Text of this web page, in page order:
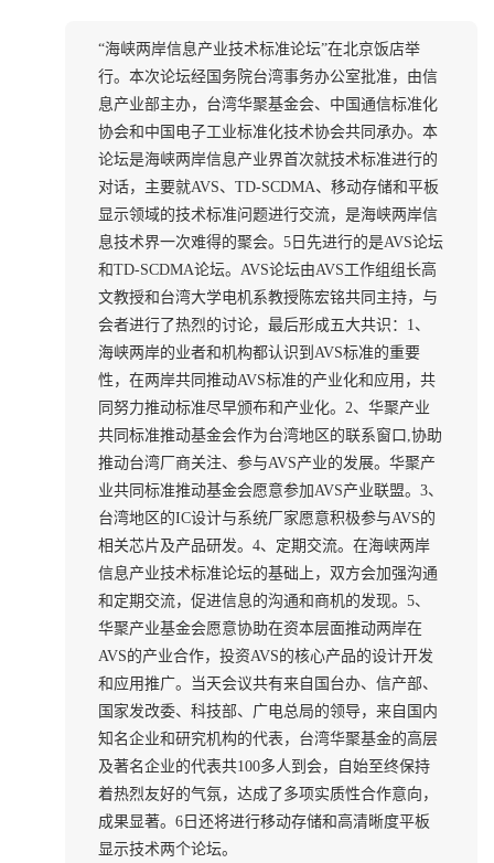
“海峡两岸信息产业技术标准论坛”在北京饭店举
行。本次论坛经国务院台湾事务办公室批准，由信
息产业部主办，台湾华聚基金会、中国通信标准化
协会和中国电子工业标准化技术协会共同承办。本
论坛是海峡两岸信息产业界首次就技术标准进行的
对话，主要就AVS、TD-SCDMA、移动存储和平板
显示领域的技术标准问题进行交流，是海峡两岸信
息技术界一次难得的聚会。5日先进行的是AVS论坛
和TD-SCDMA论坛。AVS论坛由AVS工作组组长高
文教授和台湾大学电机系教授陈宏铭共同主持，与
会者进行了热烈的讨论，最后形成五大共识：1、
海峡两岸的业者和机构都认识到AVS标准的重要
性，在两岸共同推动AVS标准的产业化和应用，共
同努力推动标准尽早颁布和产业化。2、华聚产业
共同标准推动基金会作为台湾地区的联系窗口,协助
推动台湾厂商关注、参与AVS产业的发展。华聚产
业共同标准推动基金会愿意参加AVS产业联盟。3、
台湾地区的IC设计与系统厂家愿意积极参与AVS的
相关芯片及产品研发。4、定期交流。在海峡两岸
信息产业技术标准论坛的基础上，双方会加强沟通
和定期交流，促进信息的沟通和商机的发现。5、
华聚产业基金会愿意协助在资本层面推动两岸在
AVS的产业合作，投资AVS的核心产品的设计开发
和应用推广。当天会议共有来自国台办、信产部、
国家发改委、科技部、广电总局的领导，来自国内
知名企业和研究机构的代表，台湾华聚基金的高层
及著名企业的代表共100多人到会，自始至终保持
着热烈友好的气氛，达成了多项实质性合作意向，
成果显著。6日还将进行移动存储和高清晰度平板
显示技术两个论坛。